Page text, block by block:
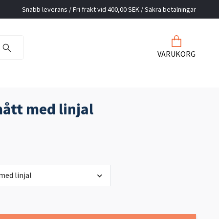
Snabb leverans / Fri frakt vid 400,00 SEK / Säkra betalningar
VARUKORG
med linjal
linjal